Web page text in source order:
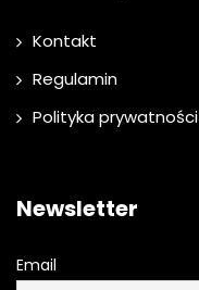
Kontakt
Regulamin
Polityka prywatności
Newsletter
Email